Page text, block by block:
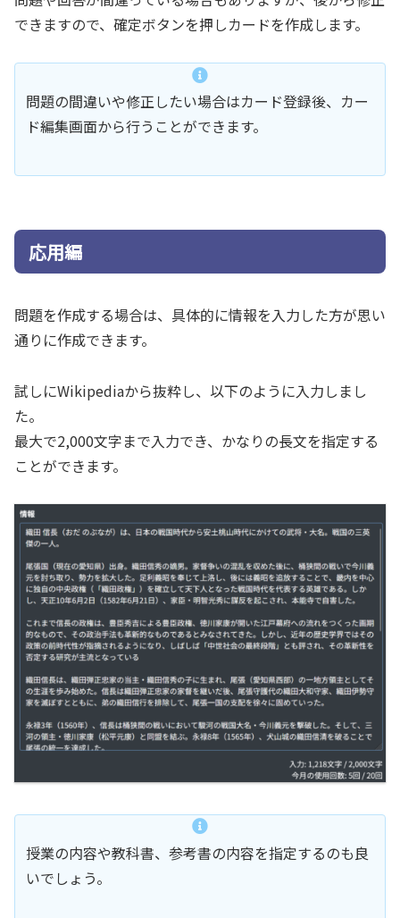
できますので、確定ボタンを押しカードを作成します。
問題の間違いや修正したい場合はカード登録後、カー
ド編集画面から行うことができます。
応用編
問題を作成する場合は、具体的に情報を入力した方が思い
通りに作成できます。
試しにWikipediaから抜粋し、以下のように入力しまし
た。
最大で2,000文字まで入力でき、かなりの長文を指定する
ことができます。
授業の内容や教科書、参考書の内容を指定するのも良
いでしょう。